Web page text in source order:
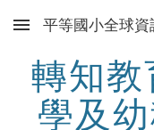
Skip to main content
平等國小全球資
轉知
學及